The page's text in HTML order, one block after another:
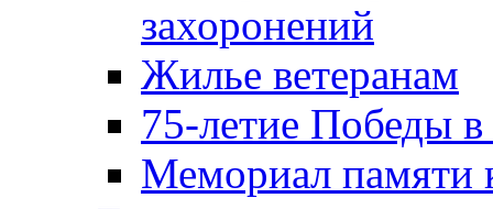
захоронений
Жилье ветеранам
75-летие Победы
Мемориал памяти